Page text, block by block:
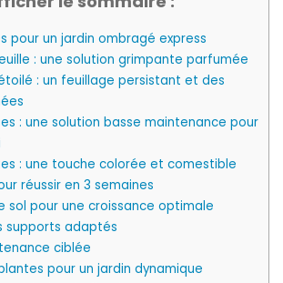
pour un jardin ombragé express
: une solution grimpante parfumée
: un feuillage persistant et des
: une solution basse maintenance pour
: une touche colorée et comestible
réussir en 3 semaines
sol pour une croissance optimale
supports adaptés
ciblée
pour un jardin dynamique